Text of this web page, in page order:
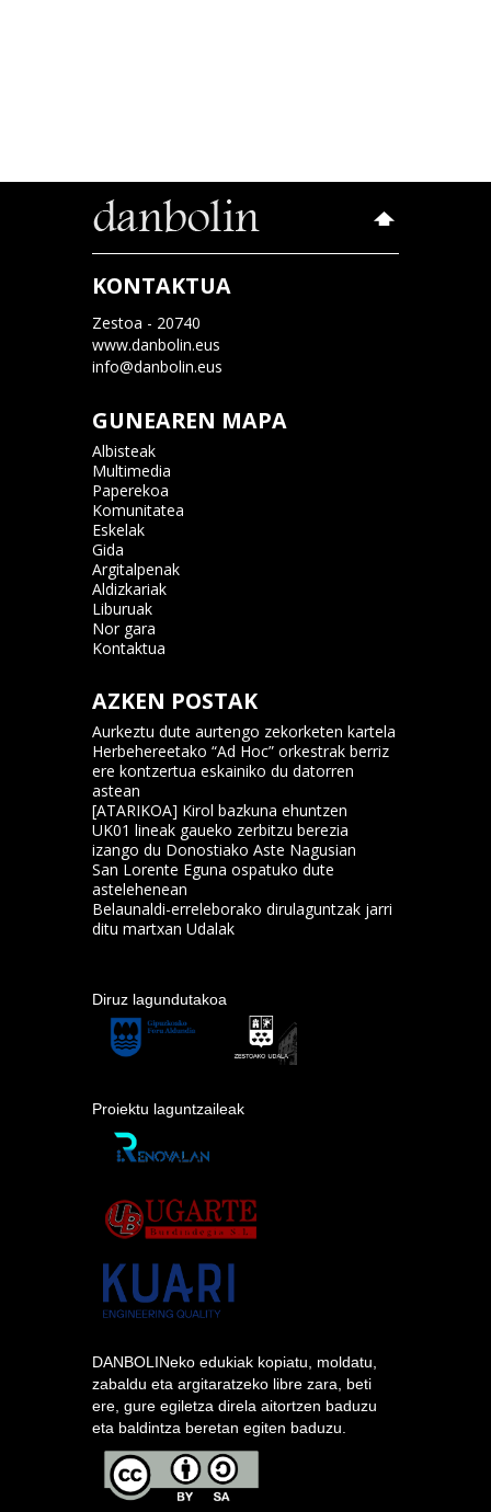
KONTAKTUA
Zestoa - 20740
www.danbolin.eus
info@danbolin.eus
GUNEAREN MAPA
Albisteak
Multimedia
Paperekoa
Komunitatea
Eskelak
Gida
Argitalpenak
Aldizkariak
Liburuak
Nor gara
Kontaktua
AZKEN POSTAK
Aurkeztu dute aurtengo zekorketen kartela
Herbehereetako “Ad Hoc” orkestrak berriz
ere kontzertua eskainiko du datorren
astean
[ATARIKOA] Kirol bazkuna ehuntzen
UK01 lineak gaueko zerbitzu berezia
izango du Donostiako Aste Nagusian
San Lorente Eguna ospatuko dute
astelehenean
Belaunaldi-erreleborako dirulaguntzak jarri
ditu martxan Udalak
Diruz lagundutakoa
Proiektu laguntzaileak
DANBOLINeko edukiak kopiatu, moldatu,
zabaldu eta argitaratzeko libre zara, beti
ere, gure egiletza direla aitortzen baduzu
eta baldintza beretan egiten baduzu.